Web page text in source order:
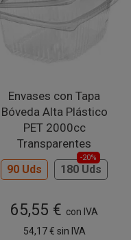
Envases con Tapa
Bóveda Alta Plástico
PET 2000cc
Transparentes
90 Uds 180 Uds
-20%
65,55 € con IVA
54,17 € sin IVA